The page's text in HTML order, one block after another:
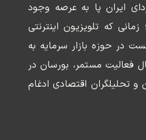
ایران پا به عرصه وجود
تصویری به سال ۱۳۹۹ برمی‌گردد؛ زمانی که تلویزیون اینترنتی
در حوزه بازار سرمایه به
فعالیت مستمر، بورسان در
و تحلیلگران اقتصادی ادغام